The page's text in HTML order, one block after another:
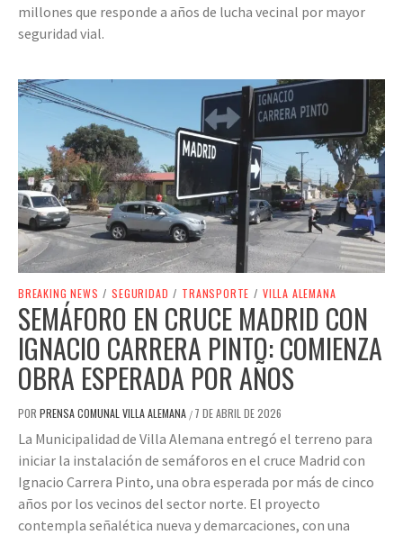
millones que responde a años de lucha vecinal por mayor
seguridad vial.
BREAKING NEWS / SEGURIDAD / TRANSPORTE / VILLA ALEMANA
SEMÁFORO EN CRUCE MADRID CON
IGNACIO CARRERA PINTO: COMIENZA
OBRA ESPERADA POR AÑOS
POR PRENSA COMUNAL VILLA ALEMANA / 7 DE ABRIL DE 2026
La Municipalidad de Villa Alemana entregó el terreno para
iniciar la instalación de semáforos en el cruce Madrid con
Ignacio Carrera Pinto, una obra esperada por más de cinco
años por los vecinos del sector norte. El proyecto
contempla señalética nueva y demarcaciones, con una